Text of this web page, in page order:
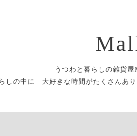
うつわと暮らしの雑貨屋
しの中に 大好きな時間がたくさんあり